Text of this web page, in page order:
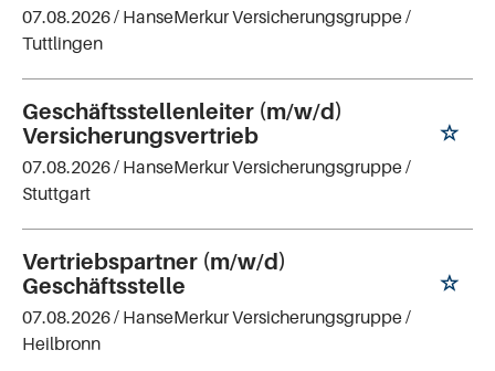
07.08.2026 / HanseMerkur Versicherungsgruppe/
Tuttlingen
Geschäftsstellenleiter (m/w/d)
Versicherungsvertrieb
07.08.2026 / HanseMerkur Versicherungsgruppe/
Stuttgart
Vertriebspartner (m/w/d)
Geschäftsstelle
07.08.2026 / HanseMerkur Versicherungsgruppe/
Heilbronn